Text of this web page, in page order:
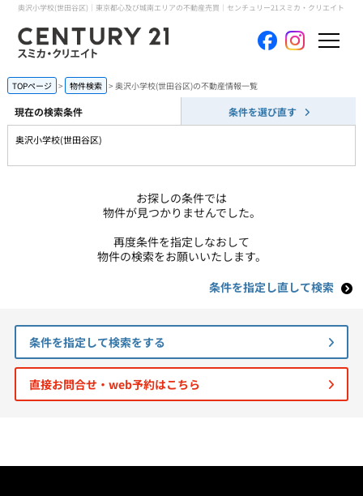
奥沢小学校(世田谷区)｜東京都心及び城南エリアの不動産売買｜センチュリー21スミカ・クリエイト
ホーム
当社について
買いたい
売りたい
コンテンツ
会員メニュー
TOPページ 物件検索 奥沢小学校(世田谷区)の不動産情報一覧
現在の検索条件 条件を選び直す
奥沢小学校(世田谷区)
お探しの条件では
物件が見つかりませんでした。
再度条件を指定しなおして
物件の検索をお願いいたします。
条件を指定し直して検索
条件を指定して検索をする
直接お問合せ・web予約はこちら